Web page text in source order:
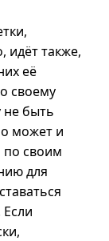
идёт также,
её
своему
не быть
может и
по своим
для